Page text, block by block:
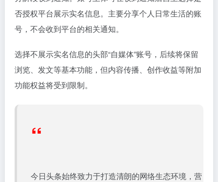
否授权平台展示实名信息。主要分享个人日常生活的账
号，不会收到平台的相关通知。
选择不展示实名信息的头部“自媒体”账号，后续将保留
浏览、发文等基本功能，但内容传播、创作收益等附加
功能权益将受到限制。
“
今日头条始终致力于打造清朗的网络生态环境，营